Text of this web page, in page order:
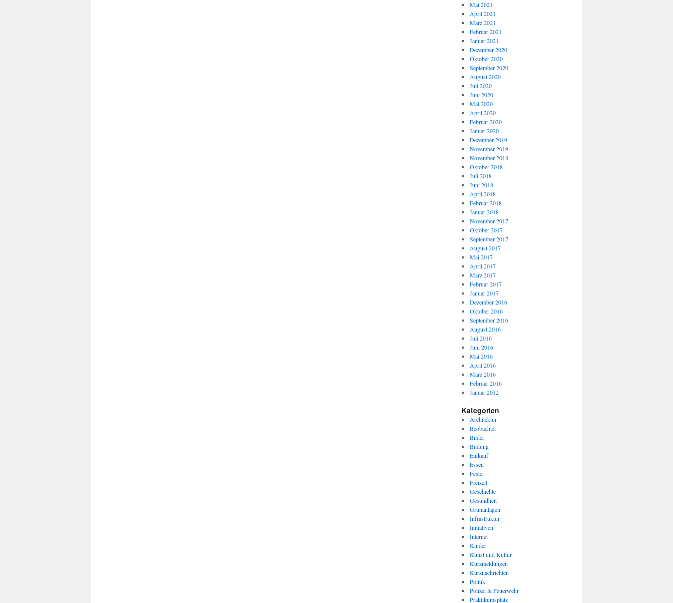
Mai 2021
April 2021
März 2021
Februar 2021
Januar 2021
Dezember 2020
Oktober 2020
September 2020
August 2020
Juli 2020
Juni 2020
Mai 2020
April 2020
Februar 2020
Januar 2020
Dezember 2019
November 2019
November 2018
Oktober 2018
Juli 2018
Juni 2018
April 2018
Februar 2018
Januar 2018
November 2017
Oktober 2017
September 2017
August 2017
Mai 2017
April 2017
März 2017
Februar 2017
Januar 2017
Dezember 2016
Oktober 2016
September 2016
August 2016
Juli 2016
Juni 2016
Mai 2016
April 2016
März 2016
Februar 2016
Januar 2012
Kategorien
Architektur
Beobachtet
Bilder
Bildung
Einkauf
Essen
Feste
Freizeit
Geschichte
Gesundheit
Grünanlagen
Infrastruktur
Initiativen
Internet
Kinder
Kunst und Kultur
Kurzmeldungen
Kurznachrichten
Politik
Polizei & Feuerwehr
Praktikumsplatz